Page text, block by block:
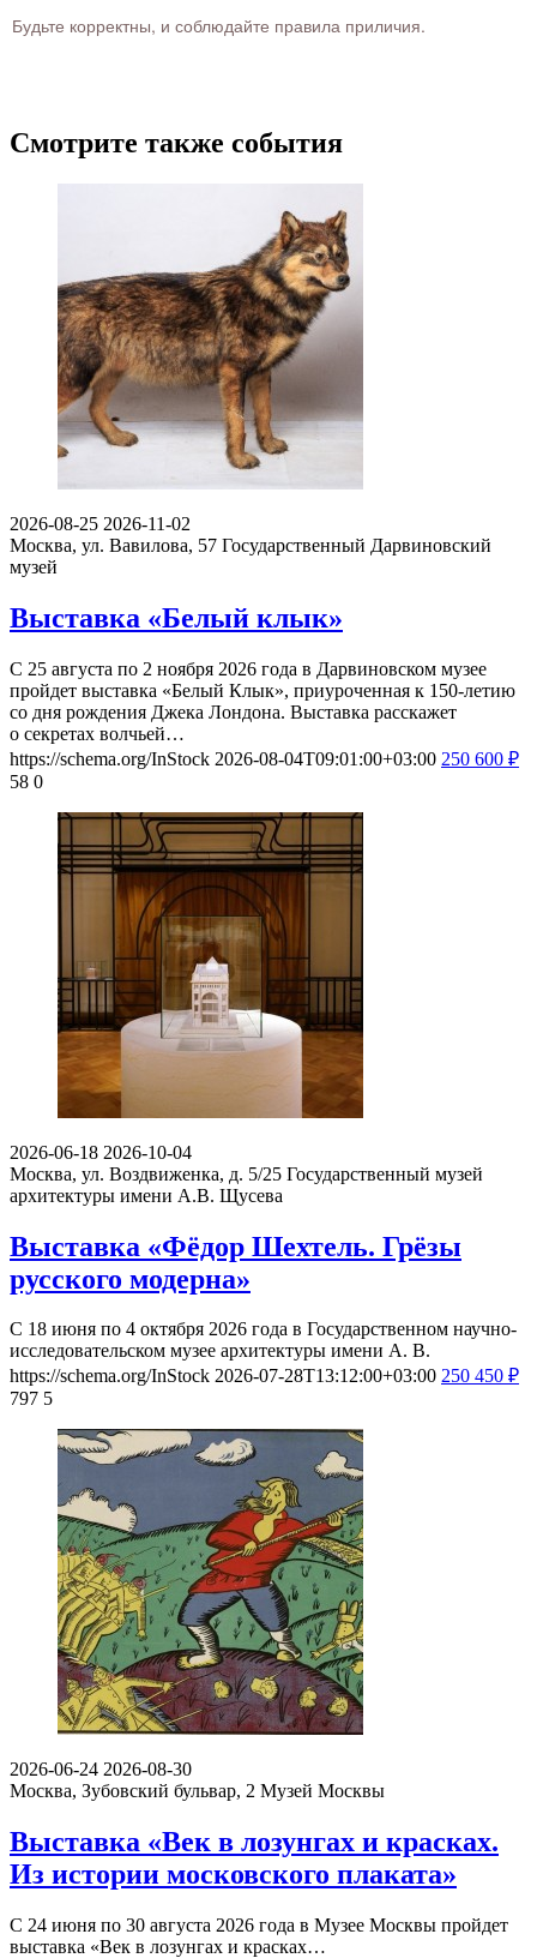
Будьте корректны, и соблюдайте правила приличия.
Смотрите также события
2026-08-25 2026-11-02
Москва, ул. Вавилова, 57 Государственный Дарвиновский
музей
Выставка «Белый клык»
С 25 августа по 2 ноября 2026 года в Дарвиновском музее
пройдет выставка «Белый Клык», приуроченная к 150-летию
со дня рождения Джека Лондона. Выставка расскажет
о секретах волчьей…
https://schema.org/InStock 2026-08-04T09:01:00+03:00 250 600 ₽
58 0
2026-06-18 2026-10-04
Москва, ул. Воздвиженка, д. 5/25 Государственный музей
архитектуры имени А.В. Щусева
Выставка «Фёдор Шехтель. Грёзы
русского модерна»
С 18 июня по 4 октября 2026 года в Государственном научно-
исследовательском музее архитектуры имени А. В.
https://schema.org/InStock 2026-07-28T13:12:00+03:00 250 450 ₽
797 5
2026-06-24 2026-08-30
Москва, Зубовский бульвар, 2 Музей Москвы
Выставка «Век в лозунгах и красках.
Из истории московского плаката»
С 24 июня по 30 августа 2026 года в Музее Москвы пройдет
выставка «Век в лозунгах и красках…